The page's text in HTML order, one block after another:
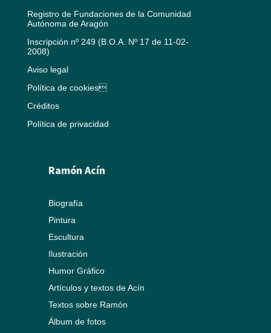
Registro de Fundaciones de la Comunidad
Autónoma de Aragón
Inscripción nº 249 (B.O.A. Nº 17 de 11-02-
2008)
Aviso legal
Política de cookies
Créditos
Política de privacidad
Ramón Acín
Biografía
Pintura
Escultura
Ilustración
Humor Gráfico
Artículos y textos de Acín
Textos sobre Ramón
Álbum de fotos